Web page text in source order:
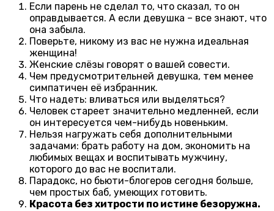
Если парень не сделал то, что сказал, то он
оправдывается. А если девушка – все знают, что
она забыла.
Поверьте, никому из вас не нужна идеальная
женщина!
Женские слёзы говорят о вашей совести.
Чем предусмотрительней девушка, тем менее
симпатичен её избранник.
Что надеть: вливаться или выделяться?
Человек стареет значительно медленней, если
он интересуется чем-нибудь новеньким.
Нельзя нагружать себя дополнительными
задачами: брать работу на дом, экономить на
любимых вещах и воспитывать мужчину,
которого до вас не воспитали.
Парадокс, но бьюти-блогеров сегодня больше,
чем простых баб, умеющих готовить.
Красота без хитрости по истине безоружна.